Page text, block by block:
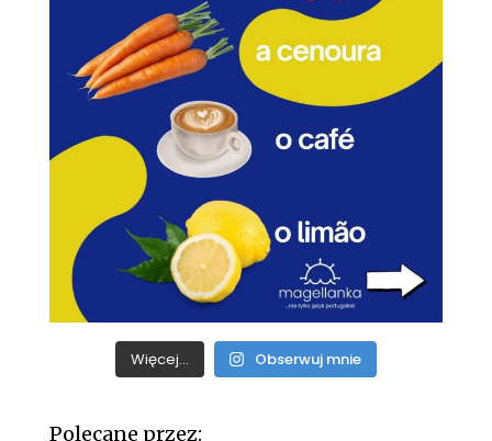
Więcej... Obserwuj mnie
Polecane przez: